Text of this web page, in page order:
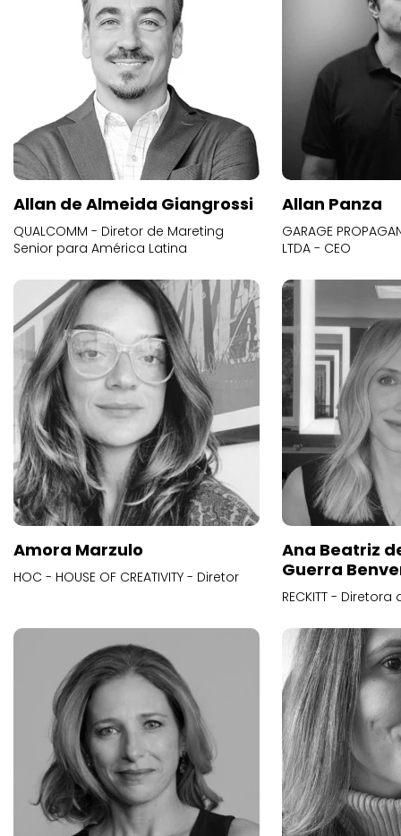
Allan de Almeida Giangrossi
QUALCOMM - Diretor de Mareting
Senior para América Latina
Allan Panza
GARAGE
LTDA - CEO
Amora Marzulo
HOC - HOUSE OF CREATIVITY - Diretor
Ana Beatriz
Guerra
RECKITT -